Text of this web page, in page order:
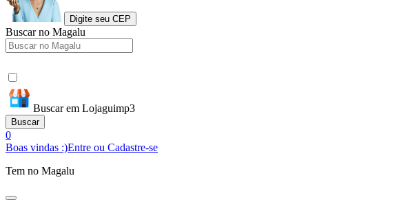
Digite seu CEP
Buscar no Magalu
Buscar em Lojaguimp3
Buscar
0
Boas vindas :)Entre ou Cadastre-se
Tem no Magalu